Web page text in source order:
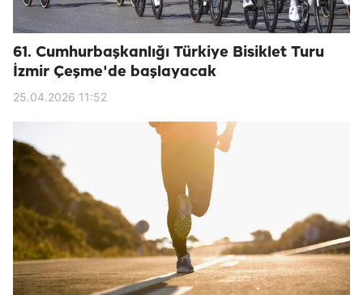
61. Cumhurbaşkanlığı Türkiye Bisiklet Turu
İzmir Çeşme'de başlayacak
25.04.2026 11:52